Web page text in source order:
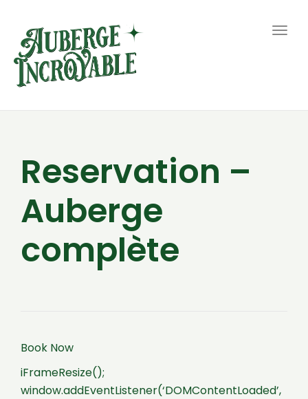
Reservation –
Auberge
complète
Book Now
iFrameResize();
window.addEventListener(‘DOMContentLoaded’,